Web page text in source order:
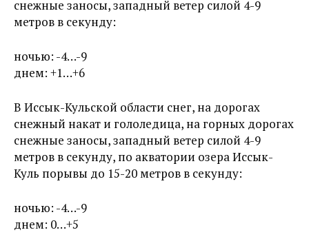
снежные заносы, западный ветер силой 4-9
метров в секунду:
ночью: -4…-9
днем: +1…+6
В Иссык-Кульской области снег, на дорогах
снежный накат и гололедица, на горных дорогах
снежные заносы, западный ветер силой 4-9
метров в секунду, по акватории озера Иссык-
Куль порывы до 15-20 метров в секунду:
ночью: -4…-9
днем: 0…+5